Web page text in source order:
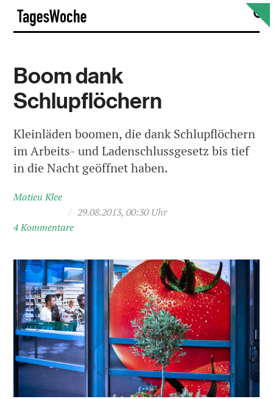
Skip
content
Boom dank
Schlupflöchern
Kleinläden boomen, die dank Schlupflöchern
im Arbeits- und Ladenschlussgesetz bis tief
in die Nacht geöffnet haben.
Matieu Klee
/ 29.08.2013, 00:30 Uhr
4 Kommentare